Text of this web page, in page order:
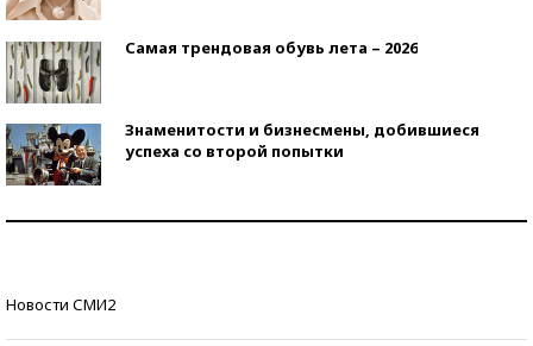
Самая трендовая обувь лета – 2026
Знаменитости и бизнесмены, добившиеся
успеха со второй попытки
Новости СМИ2